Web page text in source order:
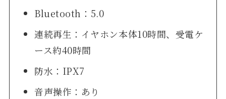
Bluetooth：5.0
連続再生：イヤホン本体10時間、受電ケ
ース約40時間
防水：IPX7
音声操作：あり